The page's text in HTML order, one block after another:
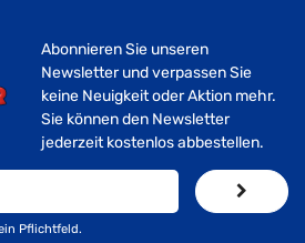
Abonnieren Sie unseren
Newsletter und verpassen Sie
keine Neuigkeit oder Aktion mehr.
Sie können den Newsletter
jederzeit kostenlos abbestellen.
Pflichtfeld.